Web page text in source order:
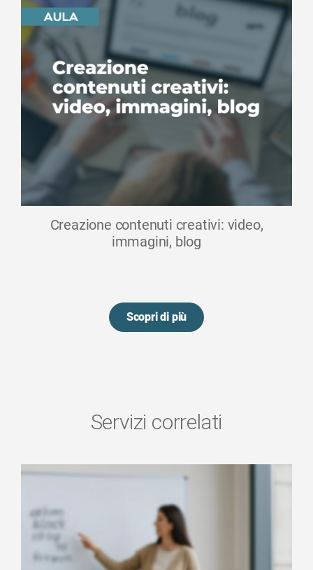
Creazione contenuti creativi: video,
immagini, blog
Scopri di più
Servizi correlati